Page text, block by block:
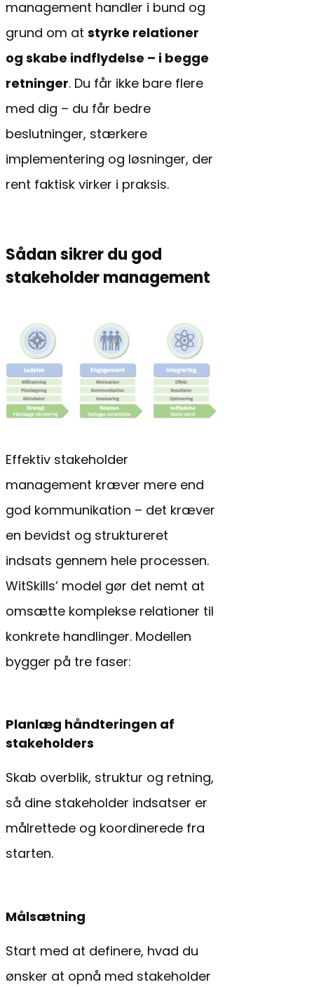
management handler i bund og
grund om at styrke relationer
og skabe indflydelse – i begge
retninger. Du får ikke bare flere
med dig – du får bedre
beslutninger, stærkere
implementering og løsninger, der
rent faktisk virker i praksis.
Sådan sikrer du god
stakeholder management
Effektiv stakeholder
management kræver mere end
god kommunikation – det kræver
en bevidst og struktureret
indsats gennem hele processen.
WitSkills’ model gør det nemt at
omsætte komplekse relationer til
konkrete handlinger. Modellen
bygger på tre faser:
Planlæg håndteringen af
stakeholders
Skab overblik, struktur og retning,
så dine stakeholder indsatser er
målrettede og koordinerede fra
starten.
Målsætning
Start med at definere, hvad du
ønsker at opnå med stakeholder